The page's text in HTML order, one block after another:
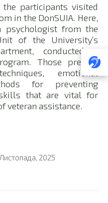
participants visited
in the DonSUIA. Here,
psychologist from the
of the University’s
conducted a
Those present
emotional
for preventing
that are vital for
veteran assistance.
2025